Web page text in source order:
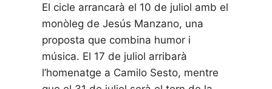
El cicle arrancarà el 10 de juliol amb el
monòleg de Jesús Manzano, una
proposta que combina humor i
música. El 17 de juliol arribarà
l’homenatge a Camilo Sesto, mentre